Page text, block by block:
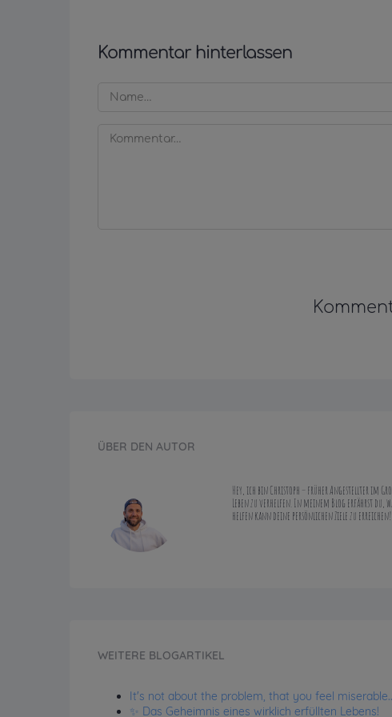
Kommentar hinterlassen
ÜBER DEN AUTOR
Hey, ich bin Christoph – früher Angestellter im
Leben zu verhelfen. In meinem Blog erfährst du,
helfen kann deine persönlichen Ziele zu erreichen!
WEITERE BLOGARTIKEL
It's not about the problem, that you feel
✨ Das Geheimnis eines wirklich erfüllten Lebens!